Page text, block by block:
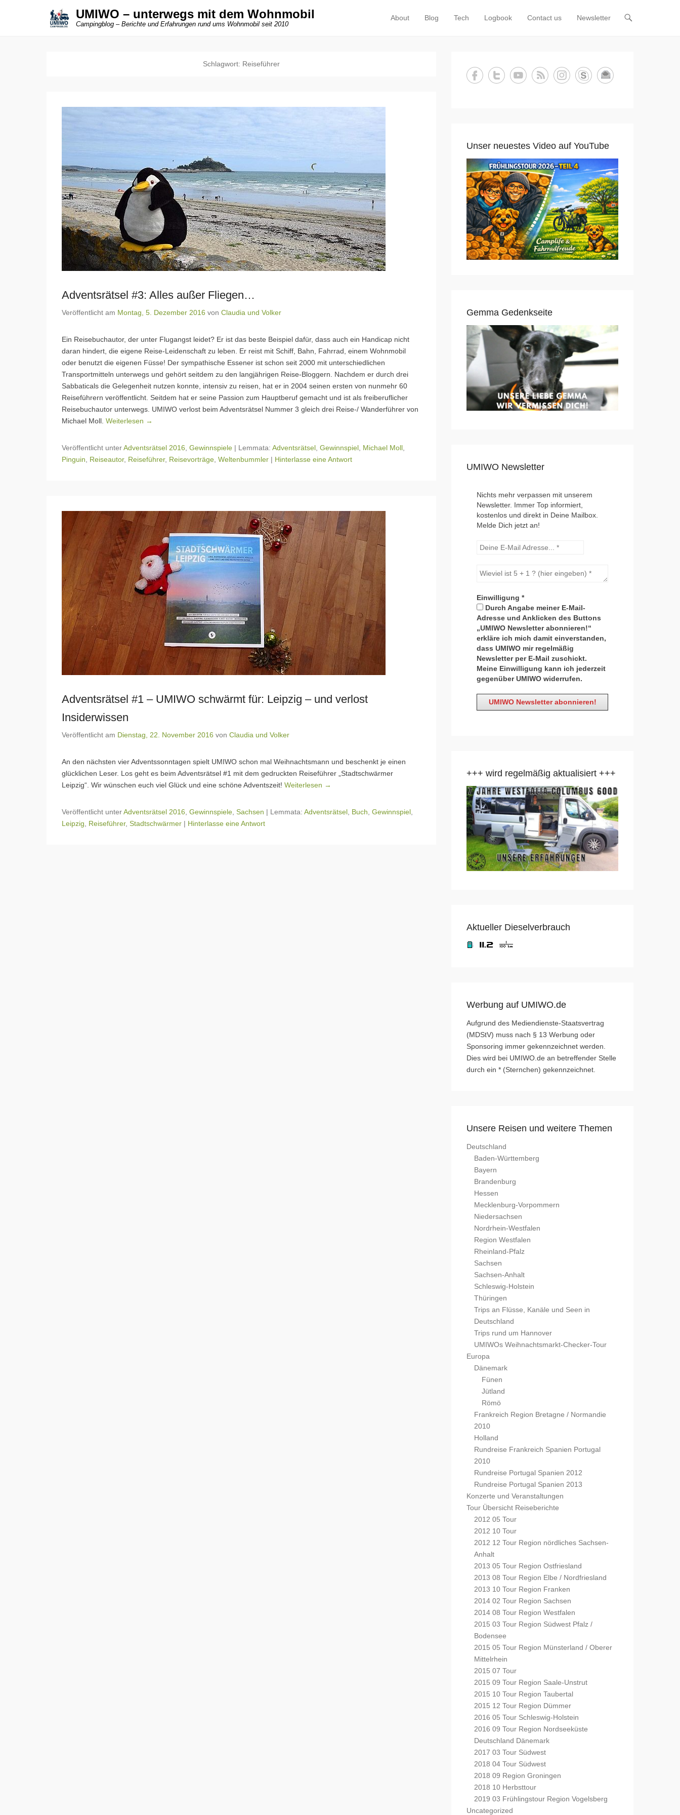
UMIWO – unterwegs mit dem Wohnmobil
Campingblog – Berichte und Erfahrungen rund ums Wohnmobil seit 2010
Primäres Menü
Zum Inhalt springen
About Blog Tech Logbook Contact us Newsletter
Schlagwort: Reiseführer
Adventsrätsel #3: Alles außer Fliegen…
Veröffentlicht am Montag, 5. Dezember 2016 von Claudia und Volker
Ein Reisebuchautor, der unter Flugangst leidet? Er ist das beste Beispiel dafür, dass auch ein Handicap nicht
daran hindert, die eigene Reise-Leidenschaft zu leben. Er reist mit Schiff, Bahn, Fahrrad, einem Wohnmobil
oder benutzt die eigenen Füsse! Der sympathische Essener ist schon seit 2000 mit unterschiedlichen
Transportmitteln unterwegs und gehört seitdem zu den langjährigen Reise-Bloggern. Nachdem er durch drei
Sabbaticals die Gelegenheit nutzen konnte, intensiv zu reisen, hat er in 2004 seinen ersten von nunmehr 60
Reiseführern veröffentlicht. Seitdem hat er seine Passion zum Hauptberuf gemacht und ist als freiberuflicher
Reisebuchautor unterwegs. UMIWO verlost beim Adventsrätsel Nummer 3 gleich drei Reise-/ Wanderführer von
Michael Moll. Weiterlesen →
Veröffentlicht unterAdventsrätsel 2016 Gewinnspiele | Lemmata: Adventsrätsel Gewinnspiel Michael Moll
Pinguin
Reiseautor, Reiseführer, Reisevorträge Weltenbummler | Hinterlasse eine Antwort
Adventsrätsel #1 – UMIWO schwärmt für: Leipzig – und verlost
Insiderwissen
Veröffentlicht am Dienstag, 22. November 2016 von Claudia und Volker
An den nächsten vier Adventssonntagen spielt UMIWO schon mal Weihnachtsmann und beschenkt je einen
glücklichen Leser. Los geht es beim Adventsrätsel #1 mit dem gedruckten Reiseführer „Stadtschwärmer
Leipzig“. Wir wünschen euch viel Glück und eine schöne Adventszeit! Weiterlesen →
Veröffentlicht unterAdventsrätsel 2016 Gewinnspiele Sachsen | Lemmata: Adventsrätsel Buch Gewinnspiel
Leipzig
Reiseführer, Stadtschwärmer | Hinterlasse eine Antwort
Unser neuestes Video auf YouTube
Gemma Gedenkseite
UMIWO Newsletter
Nichts mehr verpassen mit unserem
Newsletter. Immer Top informiert,
kostenlos und direkt in Deine Mailbox.
Melde Dich jetzt an!
Einwilligung *
Durch Angabe meiner E-Mail-
Adresse und Anklicken des Buttons
„UMIWO Newsletter abonnieren!“
erkläre ich mich damit einverstanden,
dass UMIWO mir regelmäßig
Newsletter per E-Mail zuschickt.
Meine Einwilligung kann ich jederzeit
gegenüber UMIWO widerrufen.
+++ wird regelmäßig aktualisiert +++
Aktueller Dieselverbrauch
Werbung auf UMIWO.de
Aufgrund des Mediendienste-Staatsvertrag
(MDStV) muss nach § 13 Werbung oder
Sponsoring immer gekennzeichnet werden.
Dies wird bei UMIWO.de an betreffender Stelle
durch ein * (Sternchen) gekennzeichnet.
Unsere Reisen und weitere Themen
Deutschland
Baden-Württemberg
Bayern
Brandenburg
Hessen
Mecklenburg-Vorpommern
Niedersachsen
Nordrhein-Westfalen
Region Westfalen
Rheinland-Pfalz
Sachsen
Sachsen-Anhalt
Schleswig-Holstein
Thüringen
Trips an Flüsse, Kanäle und Seen in
Deutschland
Trips rund um Hannover
UMIWOs Weihnachtsmarkt-Checker-Tour
Europa
Dänemark
Fünen
Jütland
Römö
Frankreich Region Bretagne / Normandie
2010
Holland
Rundreise Frankreich Spanien Portugal
2010
Rundreise Portugal Spanien 2012
Rundreise Portugal Spanien 2013
Konzerte und Veranstaltungen
Tour Übersicht Reiseberichte
2012 05 Tour
2012 10 Tour
2012 12 Tour Region nördliches Sachsen-
Anhalt
2013 05 Tour Region Ostfriesland
2013 08 Tour Region Elbe / Nordfriesland
2013 10 Tour Region Franken
2014 02 Tour Region Sachsen
2014 08 Tour Region Westfalen
2015 03 Tour Region Südwest Pfalz /
Bodensee
2015 05 Tour Region Münsterland / Oberer
Mittelrhein
2015 07 Tour
2015 09 Tour Region Saale-Unstrut
2015 10 Tour Region Taubertal
2015 12 Tour Region Dümmer
2016 05 Tour Schleswig-Holstein
2016 09 Tour Region Nordseeküste
Deutschland Dänemark
2017 03 Tour Südwest
2018 04 Tour Südwest
2018 09 Region Groningen
2018 10 Herbsttour
2019 03 Frühlingstour Region Vogelsberg
Uncategorized